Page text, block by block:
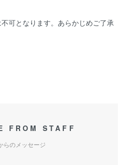
可となります。あらかじめご了承
FROM STAFF
らのメッセージ